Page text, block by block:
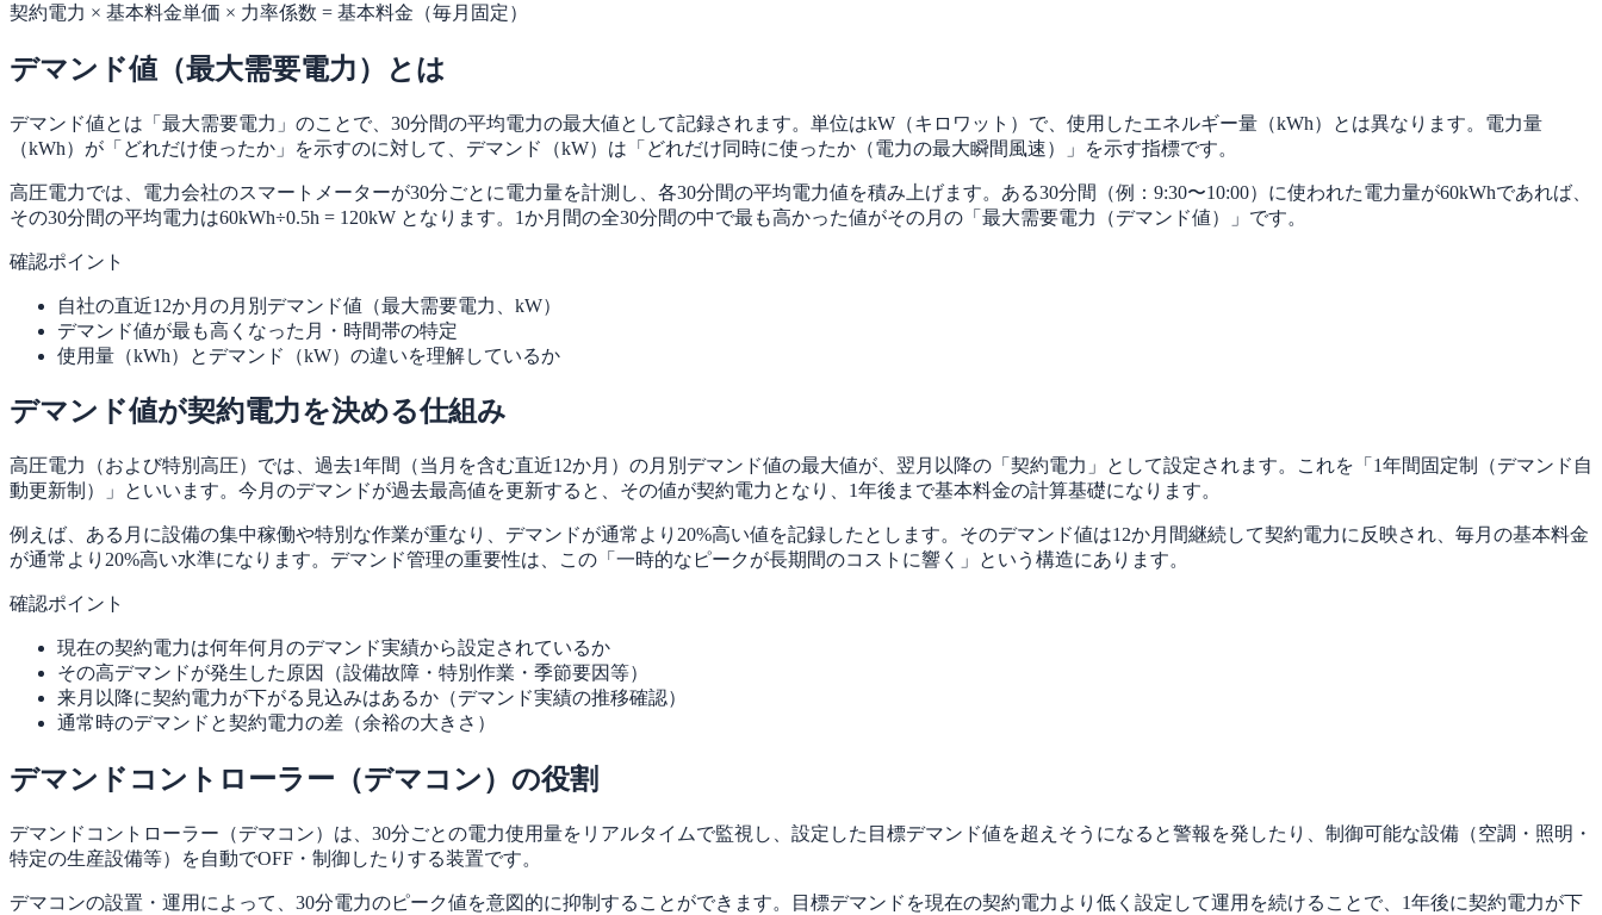
契約電力 × 基本料金単価 × 力率係数 = 基本料金（毎月固定）
デマンド値（最大需要電力）とは
デマンド値とは「最大需要電力」のことで、30分間の平均電力の最大値として記録されます。単位はkW（キロワット）で、使用したエネルギー量（kWh）とは異なります。電力量
（kWh）が「どれだけ使ったか」を示すのに対して、デマンド（kW）は「どれだけ同時に使ったか（電力の最大瞬間風速）」を示す指標です。
高圧電力では、電力会社のスマートメーターが30分ごとに電力量を計測し、各30分間の平均電力値を積み上げます。ある30分間（例：9:30〜10:00）に使われた電力量が60kWhであれば、
その30分間の平均電力は60kWh÷0.5h = 120kW となります。1か月間の全30分間の中で最も高かった値がその月の「最大需要電力（デマンド値）」です。
確認ポイント
自社の直近12か月の月別デマンド値（最大需要電力、kW）
デマンド値が最も高くなった月・時間帯の特定
使用量（kWh）とデマンド（kW）の違いを理解しているか
デマンド値が契約電力を決める仕組み
高圧電力（および特別高圧）では、過去1年間（当月を含む直近12か月）の月別デマンド値の最大値が、翌月以降の「契約電力」として設定されます。これを「1年間固定制（デマンド自
動更新制）」といいます。今月のデマンドが過去最高値を更新すると、その値が契約電力となり、1年後まで基本料金の計算基礎になります。
例えば、ある月に設備の集中稼働や特別な作業が重なり、デマンドが通常より20%高い値を記録したとします。そのデマンド値は12か月間継続して契約電力に反映され、毎月の基本料金
が通常より20%高い水準になります。デマンド管理の重要性は、この「一時的なピークが長期間のコストに響く」という構造にあります。
確認ポイント
現在の契約電力は何年何月のデマンド実績から設定されているか
その高デマンドが発生した原因（設備故障・特別作業・季節要因等）
来月以降に契約電力が下がる見込みはあるか（デマンド実績の推移確認）
通常時のデマンドと契約電力の差（余裕の大きさ）
デマンドコントローラー（デマコン）の役割
デマンドコントローラー（デマコン）は、30分ごとの電力使用量をリアルタイムで監視し、設定した目標デマンド値を超えそうになると警報を発したり、制御可能な設備（空調・照明・
特定の生産設備等）を自動でOFF・制御したりする装置です。
デマコンの設置・運用によって、30分電力のピーク値を意図的に抑制することができます。目標デマンドを現在の契約電力より低く設定して運用を続けることで、1年後に契約電力が下